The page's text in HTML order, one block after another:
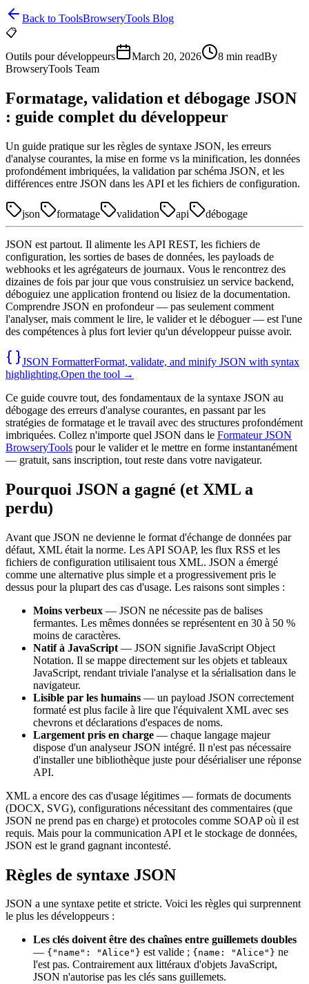
Back to ToolsBrowseryTools Blog
📋
Outils pour développeurs
March 20, 2026 8 min readBy
BrowseryTools Team
Formatage, validation et débogage JSON
: guide complet du développeur
Un guide pratique sur les règles de syntaxe JSON, les erreurs
d'analyse courantes, la mise en forme vs la minification, les données
profondément imbriquées, la validation par schéma JSON, et les
différences entre JSON dans les API et les fichiers de configuration.
json formatage validation api débogage
JSON est partout. Il alimente les API REST, les fichiers de
configuration, les sorties de bases de données, les payloads de
webhooks et les agrégateurs de journaux. Vous le rencontrez des
dizaines de fois par jour que vous construisiez un service backend,
déboguiez une application frontend ou lisiez de la documentation.
Comprendre JSON en profondeur — pas seulement comment
l'analyser, mais comment le lire, le valider et le déboguer — est l'une
des compétences à plus fort levier qu'un développeur puisse avoir.
JSON FormatterFormat, validate, and minify JSON with syntax
highlighting.Open the tool →
Ce guide couvre tout, des fondamentaux de la syntaxe JSON au
débogage des erreurs d'analyse courantes, en passant par les
stratégies de formatage et le travail avec des structures profondément
imbriquées. Collez n'importe quel JSON dans le Formateur JSON
BrowseryTools pour le valider et le mettre en forme instantanément
— gratuit, sans inscription, tout reste dans votre navigateur.
Pourquoi JSON a gagné (et XML a
perdu)
Avant que JSON ne devienne le format d'échange de données par
défaut, XML était la norme. Les API SOAP, les flux RSS et les
fichiers de configuration utilisaient tous XML. JSON a émergé
comme une alternative plus simple et a progressivement pris le
dessus pour la plupart des cas d'usage. Les raisons sont simples :
Moins verbeux — JSON ne nécessite pas de balises
fermantes. Les mêmes données se représentent en 30 à 50 %
moins de caractères.
Natif à JavaScript — JSON signifie JavaScript Object
Notation. Il se mappe directement sur les objets et tableaux
JavaScript, rendant triviale l'analyse et la sérialisation dans le
navigateur.
Lisible par les humains — un payload JSON correctement
formaté est plus facile à lire que l'équivalent XML avec ses
chevrons et déclarations d'espaces de noms.
Largement pris en charge — chaque langage majeur
dispose d'un analyseur JSON intégré. Il n'est pas nécessaire
d'installer une bibliothèque juste pour désérialiser une réponse
API.
XML a encore des cas d'usage légitimes — formats de documents
(DOCX, SVG), configurations nécessitant des commentaires (que
JSON ne prend pas en charge) et protocoles comme SOAP où il est
requis. Mais pour la communication API et le stockage de données,
JSON est le grand gagnant incontesté.
Règles de syntaxe JSON
JSON a une syntaxe petite et stricte. Voici les règles qui surprennent
le plus les développeurs :
Les clés doivent être des chaînes entre guillemets doubles
— { "name": "Alice" } est valide ; { name: "Alice" } ne
l'est pas. Contrairement aux littéraux d'objets JavaScript,
JSON n'autorise pas les clés sans guillemets.